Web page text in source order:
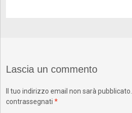
Lascia un commento
Il tuo indirizzo email non sarà pubblicato.
contrassegnati*